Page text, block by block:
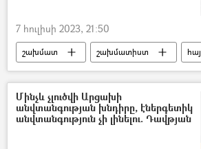
7 հուլիսի 2023, 21:50
շախմատ շախմատիստ
հայ
Բաթում
Մինչև չլուծվի Արցախի
անվտանգության խնդիրը, էներգետիկ
անվտանգություն չի լինելու. Դավթյան